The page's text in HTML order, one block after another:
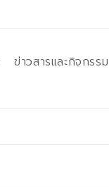
ข่าวสารและกิจกรรม